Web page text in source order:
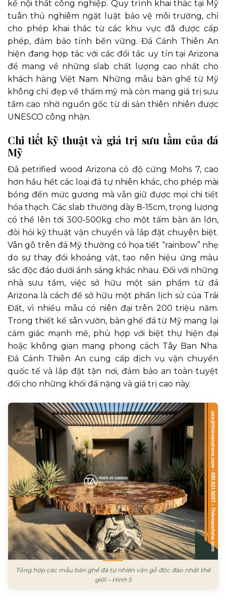
kế nội thất công nghiệp. Quy trình khai thác tại Mỹ
tuân thủ nghiêm ngặt luật bảo vệ môi trường, chỉ
cho phép khai thác từ các khu vực đã được cấp
phép, đảm bảo tính bền vững. Đá Cảnh Thiên An
hiện đang hợp tác với các đối tác uy tín tại Arizona
để mang về những slab chất lượng cao nhất cho
khách hàng Việt Nam. Những mẫu bàn ghế từ Mỹ
không chỉ đẹp về thẩm mỹ mà còn mang giá trị sưu
tầm cao nhờ nguồn gốc từ di sản thiên nhiên được
UNESCO công nhận.
Chi tiết kỹ thuật và giá trị sưu tầm của đá
Mỹ
Đá petrified wood Arizona có độ cứng Mohs 7, cao
hơn hầu hết các loại đá tự nhiên khác, cho phép mài
bóng đến mức gương mà vẫn giữ được mọi chi tiết
hóa thạch. Các slab thường dày 8-15cm, trọng lượng
có thể lên tới 300-500kg cho một tấm bàn ăn lớn,
đòi hỏi kỹ thuật vận chuyển và lắp đặt chuyên biệt.
Vân gỗ trên đá Mỹ thường có họa tiết “rainbow” nhẹ
do sự thay đổi khoáng vật, tạo nên hiệu ứng màu
sắc độc đáo dưới ánh sáng khác nhau. Đối với những
nhà sưu tầm, việc sở hữu một sản phẩm từ đá
Arizona là cách để sở hữu một phần lịch sử của Trái
Đất, vì nhiều mẫu có niên đại trên 200 triệu năm.
Trong thiết kế sân vườn, bàn ghế đá từ Mỹ mang lại
cảm giác mạnh mẽ, phù hợp với biệt thự hiện đại
hoặc không gian mang phong cách Tây Ban Nha.
Đá Cảnh Thiên An cung cấp dịch vụ vận chuyển
quốc tế và lắp đặt tận nơi, đảm bảo an toàn tuyệt
đối cho những khối đá nặng và giá trị cao này.
Tổng hợp các mẫu bàn ghế đá tự nhiên vân gỗ độc đáo nhất thế
giới – Hình 5